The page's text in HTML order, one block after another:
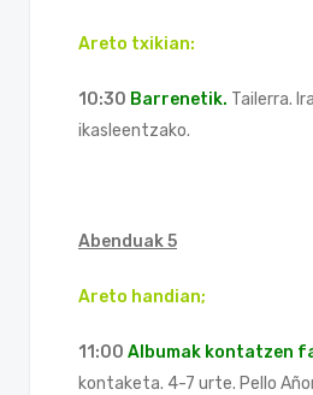
Areto txikian:
10:30 Barrenetik. Tailerra.
ikasleentzako.
Abenduak 5
Areto handian;
11:00 Albumak kontatzen
kontaketa. 4-7 urte. Pello